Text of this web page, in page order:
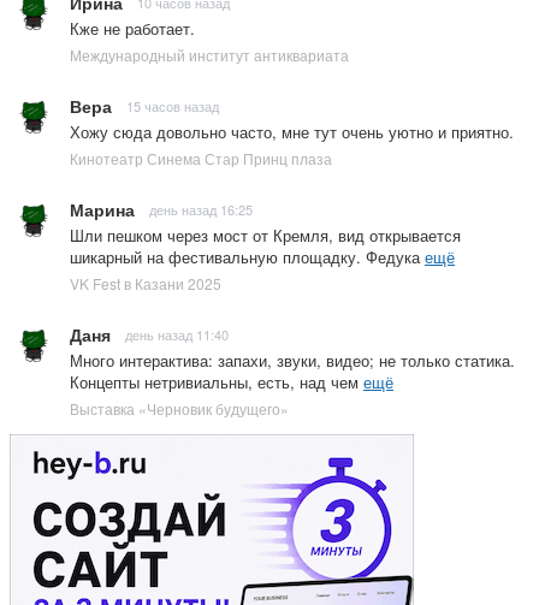
Кже не работает.
Международный институт антиквариата
Вера 15 часов назад
Хожу сюда довольно часто, мне тут очень уютно и приятно.
Кинотеатр Синема Стар Принц плаза
Марина день назад 16:25
Шли пешком через мост от Кремля, вид открывается
шикарный на фестивальную площадку. Федукаещё
VK Fest в Казани 2025
Даня день назад 11:40
Много интерактива: запахи, звуки, видео; не только статика.
Концепты нетривиальны, есть, над чем ещё
Выставка «Черновик будущего»